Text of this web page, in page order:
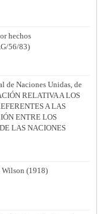
hechos
56/83)
de Naciones Unidas, de
RELATIVA A LOS
A LAS
ENTRE LOS
LAS NACIONES
Wilson (1918)